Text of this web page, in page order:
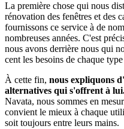
La première chose qui nous
rénovation des fenêtres et des
fournissons ce service à de
nombreuses années. C'est
nous avons derrière nous qui
cent les besoins de chaque
À cette fin, nous expliquons
alternatives qui s'offrent à
Navata, nous sommes en
convient le mieux à chaque
soit toujours entre leurs mains.